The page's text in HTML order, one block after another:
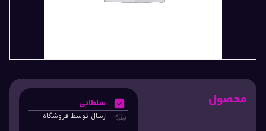
محصول سلطانی
ارسال توسط فروشگاه